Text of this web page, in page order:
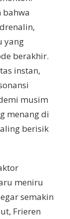
bahwa
yang
berakhir.
instan,
musim
menang di
berisik
meniru
semakin
Frieren